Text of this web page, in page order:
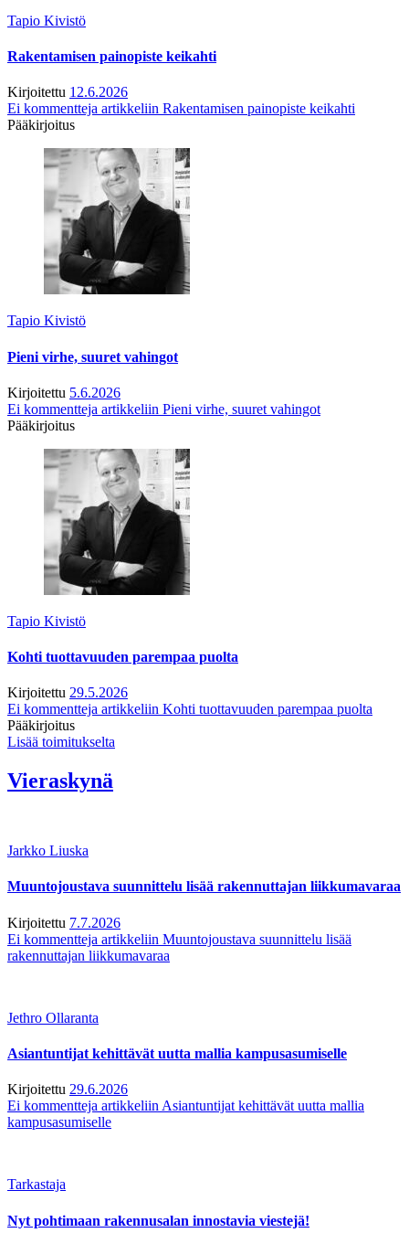
Tapio Kivistö
Rakentamisen painopiste keikahti
Kirjoitettu 12.6.2026
Ei kommentteja artikkeliin Rakentamisen painopiste keikahti
Pääkirjoitus
Tapio Kivistö
Pieni virhe, suuret vahingot
Kirjoitettu 5.6.2026
Ei kommentteja artikkeliin Pieni virhe, suuret vahingot
Pääkirjoitus
Tapio Kivistö
Kohti tuottavuuden parempaa puolta
Kirjoitettu 29.5.2026
Ei kommentteja artikkeliin Kohti tuottavuuden parempaa puolta
Pääkirjoitus
Lisää toimitukselta
Vieraskynä
Jarkko Liuska
Muuntojoustava suunnittelu lisää rakennuttajan liikkumavaraa
Kirjoitettu 7.7.2026
Ei kommentteja artikkeliin Muuntojoustava suunnittelu lisää
rakennuttajan liikkumavaraa
Jethro Ollaranta
Asiantuntijat kehittävät uutta mallia kampusasumiselle
Kirjoitettu 29.6.2026
Ei kommentteja artikkeliin Asiantuntijat kehittävät uutta mallia
kampusasumiselle
Tarkastaja
Nyt pohtimaan rakennusalan innostavia viestejä!